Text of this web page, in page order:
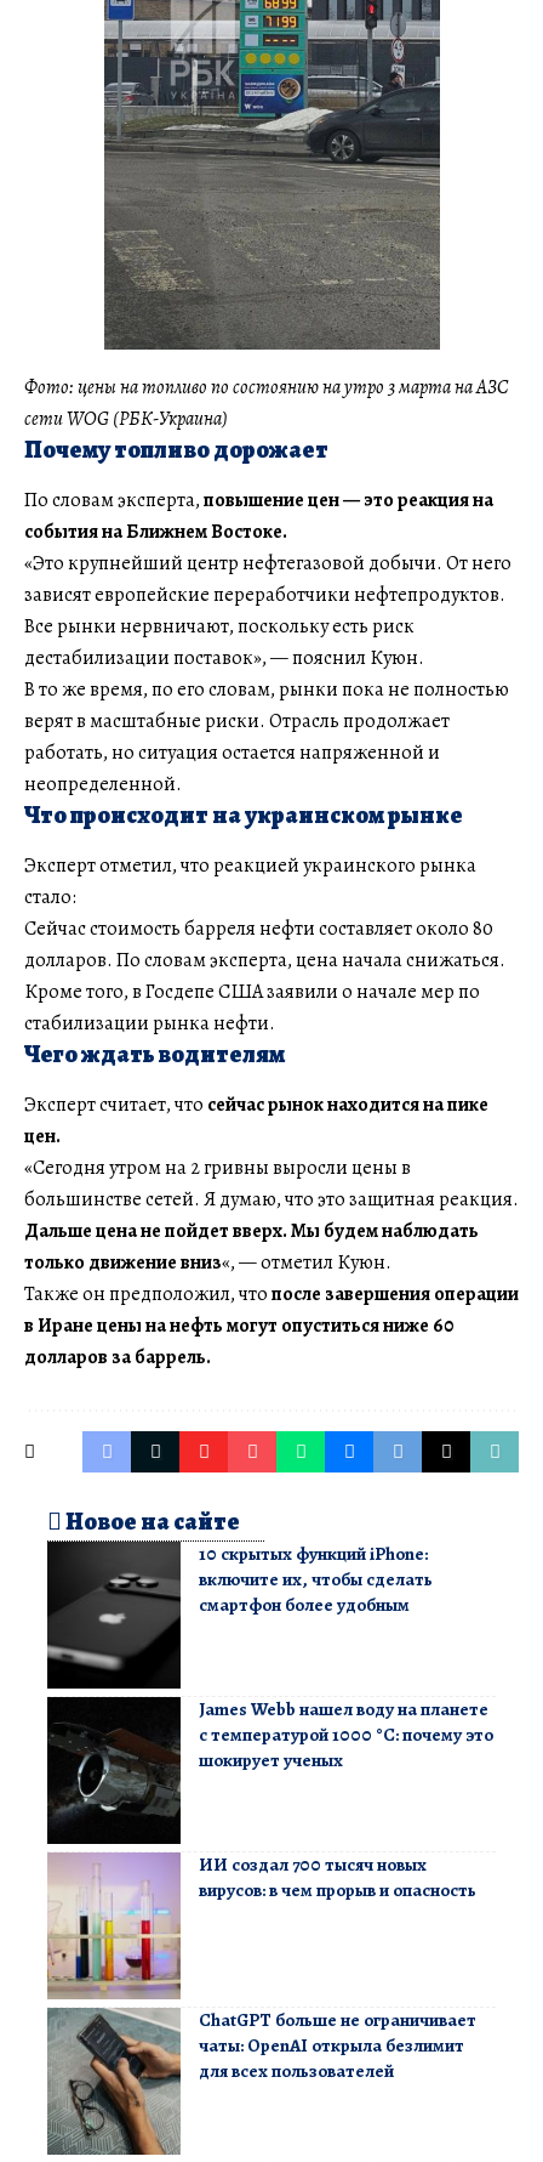
Фото: цены на топливо по состоянию на утро 3 марта на АЗС
сети WOG (РБК-Украина)
Почему топливо дорожает
По словам эксперта,повышение цен — это реакция на
события на Ближнем Востоке.
«Это крупнейший центр нефтегазовой добычи. От него
зависят европейские переработчики нефтепродуктов.
Все рынки нервничают, поскольку есть риск
дестабилизации поставок», — пояснил Куюн.
В то же время, по его словам, рынки пока не полностью
верят в масштабные риски. Отрасль продолжает
работать, но ситуация остается напряженной и
неопределенной.
Что происходит на украинском рынке
Эксперт отметил, что реакцией украинского рынка
стало:
Сейчас стоимость барреля нефти составляет около 80
долларов. По словам эксперта, цена начала снижаться.
Кроме того, в Госдепе США заявили о начале мер по
стабилизации рынка нефти.
Чего ждать водителям
Эксперт считает, что сейчас рынок находится на пике
цен.
«Сегодня утром на 2 гривны выросли цены в
большинстве сетей. Я думаю, что это защитная реакция.
Дальше цена не пойдет вверх. Мы будем наблюдать
только движение вниз«, — отметил Куюн.
Также он предположил, чтопосле завершения операции
в Иране цены на нефть могут опуститься ниже 60
долларов за баррель.
Новое на сайте
10 скрытых функций iPhone:
включите их, чтобы сделать
смартфон более удобным
James Webb нашел воду на планете
с температурой 1000 °C: почему это
шокирует ученых
ИИ создал 700 тысяч новых
вирусов: в чем прорыв и опасность
ChatGPT больше не ограничивает
чаты: OpenAI открыла безлимит
для всех пользователей